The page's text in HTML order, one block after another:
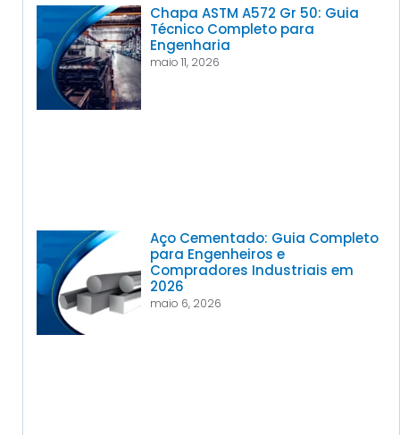
Chapa ASTM A572 Gr 50: Guia
Técnico Completo para
Engenharia
maio 11, 2026
Aço Cementado: Guia Completo
para Engenheiros e
Compradores Industriais em
2026
maio 6, 2026